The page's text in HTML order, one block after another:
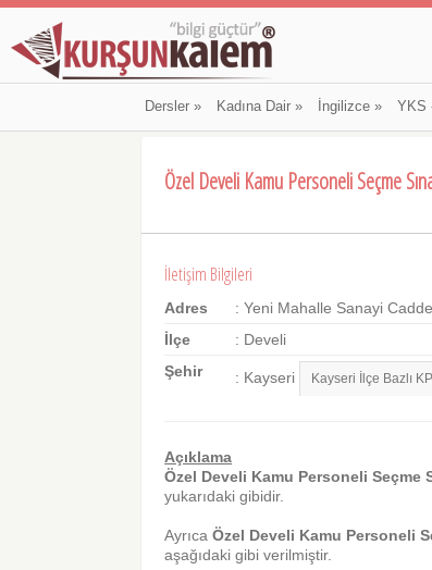
Dersler» Kadına Dair» İngilizce» YKS
Özel Develi Kamu Personeli Seçme
İletişim Bilgileri
Adres
: Yeni Mahalle Sanayi
İlçe
: Develi
Şehir
: Kayseri
Açıklama
Özel Develi Kamu Personeli Seçme
yukarıdaki gibidir.
AyrıcaÖzel Develi Kamu Personeli
aşağıdaki gibi verilmiştir.